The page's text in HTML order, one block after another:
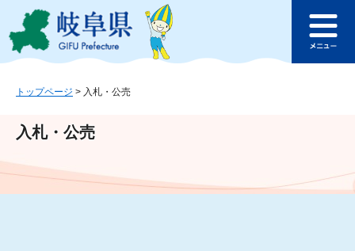
ジ
ュ
文
このページの本文へ
ュ
トップページ > 入札・公売
入札・公売